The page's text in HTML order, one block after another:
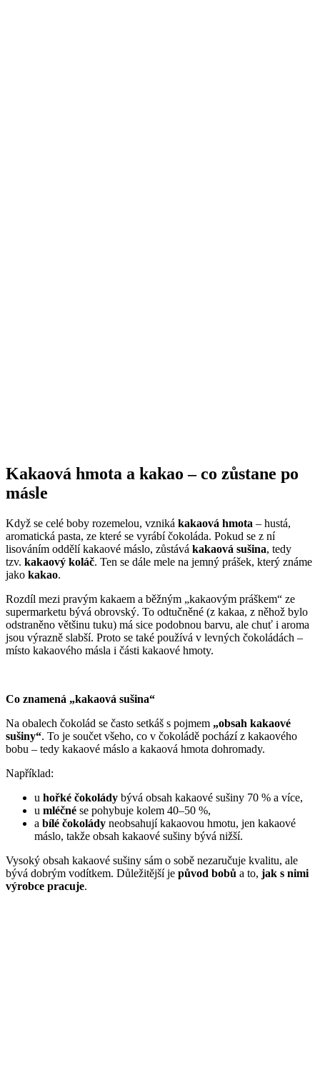
Kakaová hmota a kakao – co zůstane po
másle
Když se celé boby rozemelou, vzniká kakaová hmota – hustá,
aromatická pasta, ze které se vyrábí čokoláda. Pokud se z ní
lisováním oddělí kakaové máslo, zůstává kakaová sušina, tedy
tzv. kakaový koláč. Ten se dále mele na jemný prášek, který známe
jako kakao.
Rozdíl mezi pravým kakaem a běžným „kakaovým práškem“ ze
supermarketu bývá obrovský. To odtučněné (z kakaa, z něhož bylo
odstraněno většinu tuku) má sice podobnou barvu, ale chuť i aroma
jsou výrazně slabší. Proto se také používá v levných čokoládách –
místo kakaového másla i části kakaové hmoty.
Co znamená „kakaová sušina“
Na obalech čokolád se často setkáš s pojmem „obsah kakaové
sušiny“. To je součet všeho, co v čokoládě pochází z kakaového
bobu – tedy kakaové máslo a kakaová hmota dohromady.
Například:
u hořké čokolády bývá obsah kakaové sušiny 70 % a více,
u mléčné se pohybuje kolem 40–50 %,
a bílé čokolády neobsahují kakaovou hmotu, jen kakaové
máslo, takže obsah kakaové sušiny bývá nižší.
Vysoký obsah kakaové sušiny sám o sobě nezaručuje kvalitu, ale
bývá dobrým vodítkem. Důležitější je původ bobů a to, jak s nimi
výrobce pracuje.